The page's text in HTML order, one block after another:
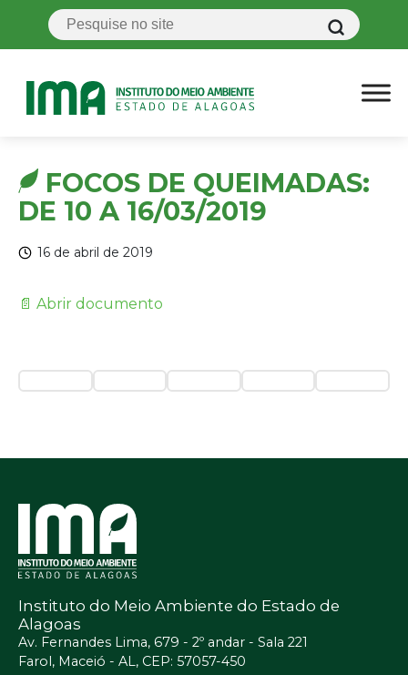
FOCOS DE QUEIMADAS:
DE 10 A 16/03/2019
16 de abril de 2019
📄 Abrir documento
Instituto do Meio Ambiente do Estado de
Alagoas
Av. Fernandes Lima, 679 - 2º andar - Sala 221
Farol, Maceió - AL, CEP: 57057-450